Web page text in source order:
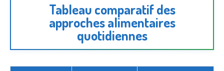
Tableau comparatif des
approches alimentaires
quotidiennes